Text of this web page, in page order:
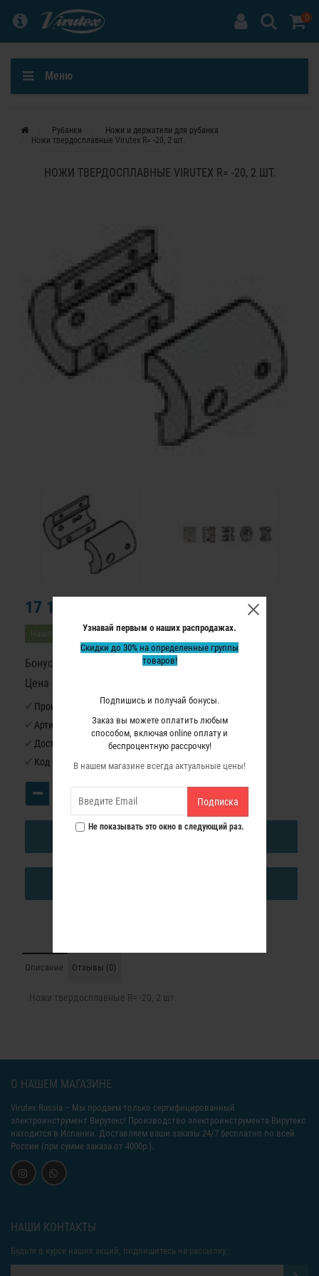
Узнавай первым о наших распродажах.
Скидки до 30% на определенные группы
товаров!
Подпишись и получай бонусы.
Заказ вы можете оплатить любым
способом, включая online оплату и
беспроцентную рассрочку!
В нашем магазине всегда актуальные цены!
Подписка
Не показывать это окно в следующий раз.
0
Меню
Рубанки
Ножи и держатели для рубанка
Ножи твердосплавные Virutex R= -20, 2 шт.
НОЖИ ТВЕРДОСПЛАВНЫЕ VIRUTEX R= -20, 2 ШТ.
17 112 р.
Нашли дешевле?
Бонусные баллы: 213
Цена в бонусных баллах: 14200
Производитель: Virutex
Артикул: 9841016
Доступность: Нет в наличии
Код товара: 9841016
Описание Отзывы (0)
Ножи твердосплавные R= -20, 2 шт.
О НАШЕМ МАГАЗИНЕ
Virutex Russia – Мы продаем только сертифицированный
электроинструмент Вирутекс! Производство электроинструмента Вирутекс
находится в Испании. Доставляем ваши заказы 24/7 бесплатно по всей
России (при сумме заказа от 4000р.).
НАШИ КОНТАКТЫ
Будьте в курсе наших акций, подпишитесь на рассылку: